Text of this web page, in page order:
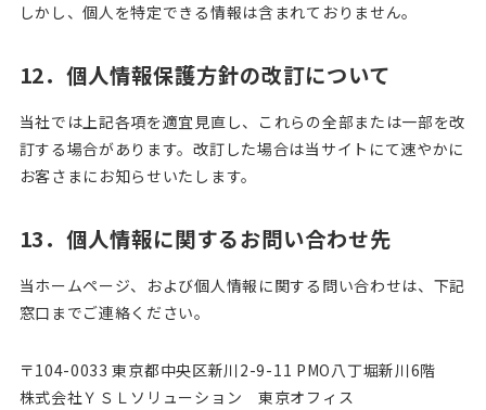
しかし、個人を特定できる情報は含まれておりません。
12．個人情報保護方針の改訂について
当社では上記各項を適宜見直し、これらの全部または一部を改
訂する場合があります。改訂した場合は当サイトにて速やかに
お客さまにお知らせいたします。
13．個人情報に関するお問い合わせ先
当ホームページ、および個人情報に関する問い合わせは、下記
窓口までご連絡ください。
〒104-0033 東京都中央区新川2-9-11 PMO八丁堀新川6階
株式会社ＹＳＬソリューション 東京オフィス